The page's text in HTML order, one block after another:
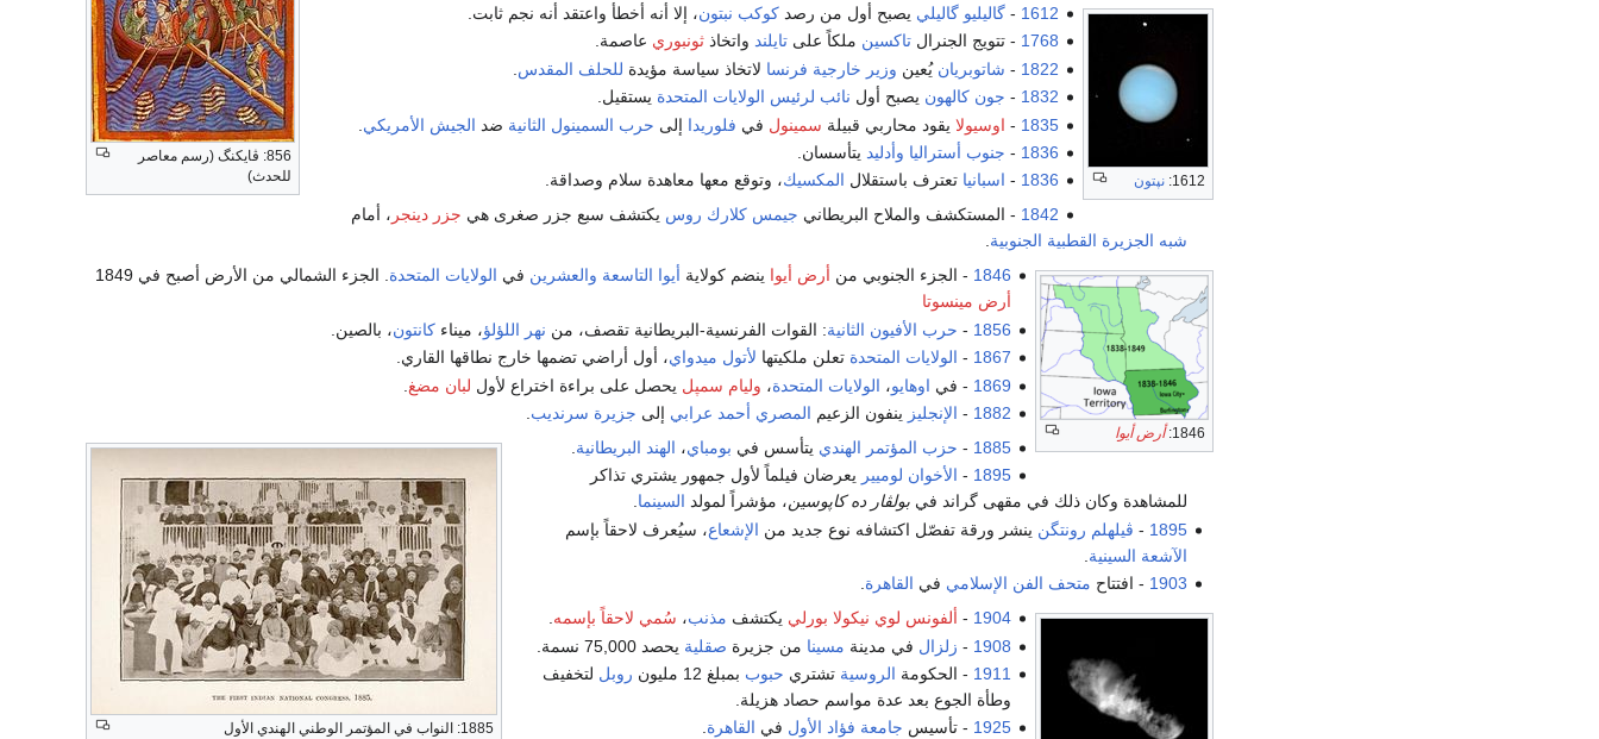
856: ڤايكنگ (رسم معاصر
للحدث)
1612: نپتون
1612
- گاليليو گاليلي يصبح أول من رصد كوكب نبتون، إلا أنه أخطأ واعتقد أنه نجم ثابت.
1768 - تتويج الجنرال تاكسين ملكاً على تايلندواتخاذ ثونبوري عاصمة.
1822
- شاتوبريان يُعين وزير خارجية فرنسا لاتخاذ سياسة مؤيدة للحلف المقدس
1832
- جون كالهون يصبح أول نائب لرئيس الولايات المتحدة يستقيل.
1835
- اوسيولايقود محاربي قبيلة سمينول في فلوريدا إلى حرب السمينول الثانية ضد الجيش الأمريكي
1836
- جنوب أستراليا وأدليد يتأسسان.
1836
- اسبانيا تعترف باستقلال المكسيك، وتوقع معها معاهدة سلام وصداقة.
1842 - المستكشف والملاح البريطاني جيمس كلارك روس يكتشف سبع جزر صغرى هي جزر دينجر ، أمام
شبه الجزيرة القطبية الجنوبية.
1846: أرض أيوا
1846 - الجزء الجنوبي من أرض أيوا ينضم كولاية أيوا التاسعة والعشرين في الولايات المتحدة. الجزء الشمالي من الأرض أصبح في 1849
أرض مينسوتا
1856
- حرب الأفيون الثانية: القوات الفرنسية-البريطانية تقصف، من نهر اللؤلؤ، ميناء كانتون، بالصين.
1867
- الولايات المتحدة تعلن ملكيتها لأتول ميدواي، أول أراضي تضمها خارج نطاقها القاري.
1869 - في اوهايو، الولايات المتحدة، وليام سمپل يحصل على براءة اختراع لأول لبان مضغ
1882
- الإنجليز ينفون الزعيم المصري أحمد عرابي إلى جزيرة سرنديب
1885: النواب في المؤتمر الوطني الهندي الأول
1885
- حزب المؤتمر الهندي يتأسس في بومباي، الهند البريطانية
1895
- الأخوان لوميير يعرضان فيلماً لأول جمهور يشتري تذاكر
للمشاهدة وكان ذلك في مقهى گراند فيبولڤار ده كاپوسين، مؤشراً لمولد السينما.
1895
- ڤيلهلم رونتگن ينشر ورقة تفصّل اكتشافه نوع جديد من الإشعاع، سيُعرف لاحقاً بإسم
الآشعة السينية
1903 - افتتاح متحف الفن الإسلامي في القاهرة
1904
- ألفونس لوي نيكولا بورلي يكتشف مذنب، سُمي لاحقاً بإسمه
1908
- زلزال في مدينة مسينا من جزيرة صقلية يحصد 75,000 نسمة.
1911 - الحكومة الروسية تشتري حبوب بمبلغ 12 مليون روبل لتخفيف
وطأة الجوع بعد عدة مواسم حصاد هزيلة.
1925 - تأسيس جامعة فؤاد الأول في القاهرة.